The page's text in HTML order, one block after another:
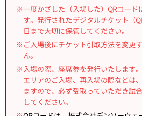
※一度かざした（入場した）QRコード
す。発行されたデジタルチケット（
日まで大切に保管してください。
※ご入場後にチケット引取方法を変更
ん。
※入場の際、座席券を発行いたします
エリアのご入場、再入場の際などは
ますので、必ず受取っていただき試
してください。